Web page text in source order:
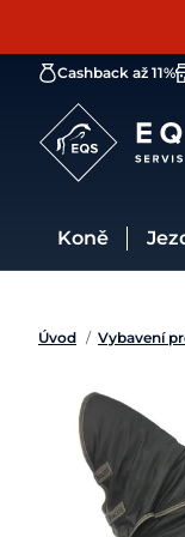
Cashback až 11%
Koně
Úvod / Vybavení